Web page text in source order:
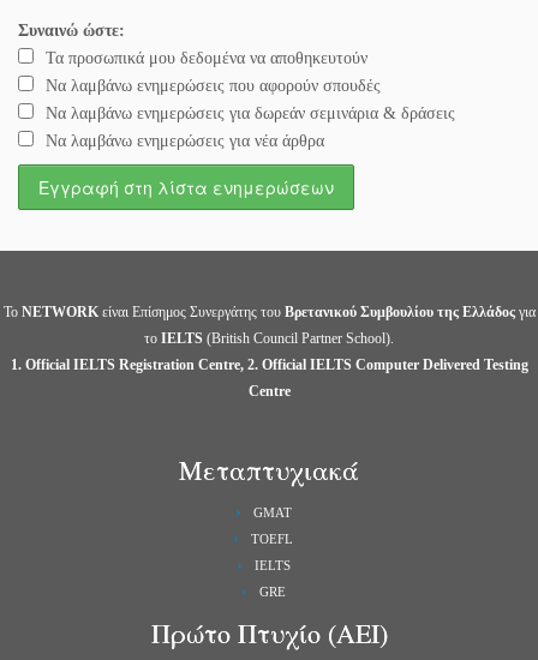
Συναινώ ώστε:
Τα προσωπικά μου δεδομένα να αποθηκευτούν
Να λαμβάνω ενημερώσεις που αφορούν σπουδές
Να λαμβάνω ενημερώσεις για δωρεάν σεμινάρια & δράσεις
Να λαμβάνω ενημερώσεις για νέα άρθρα
Το NETWORKείναι Επίσημος Συνεργάτης του Βρετανικού Συμβουλίου της Ελλάδοςγια
το IELTS (British Council Partner School).
1. Official IELTS Registration Centre, 2. Official IELTS Computer Delivered Testing
Centre
Μεταπτυχιακά
GMAT
TOEFL
IELTS
GRE
Πρώτο Πτυχίο (ΑΕΙ)